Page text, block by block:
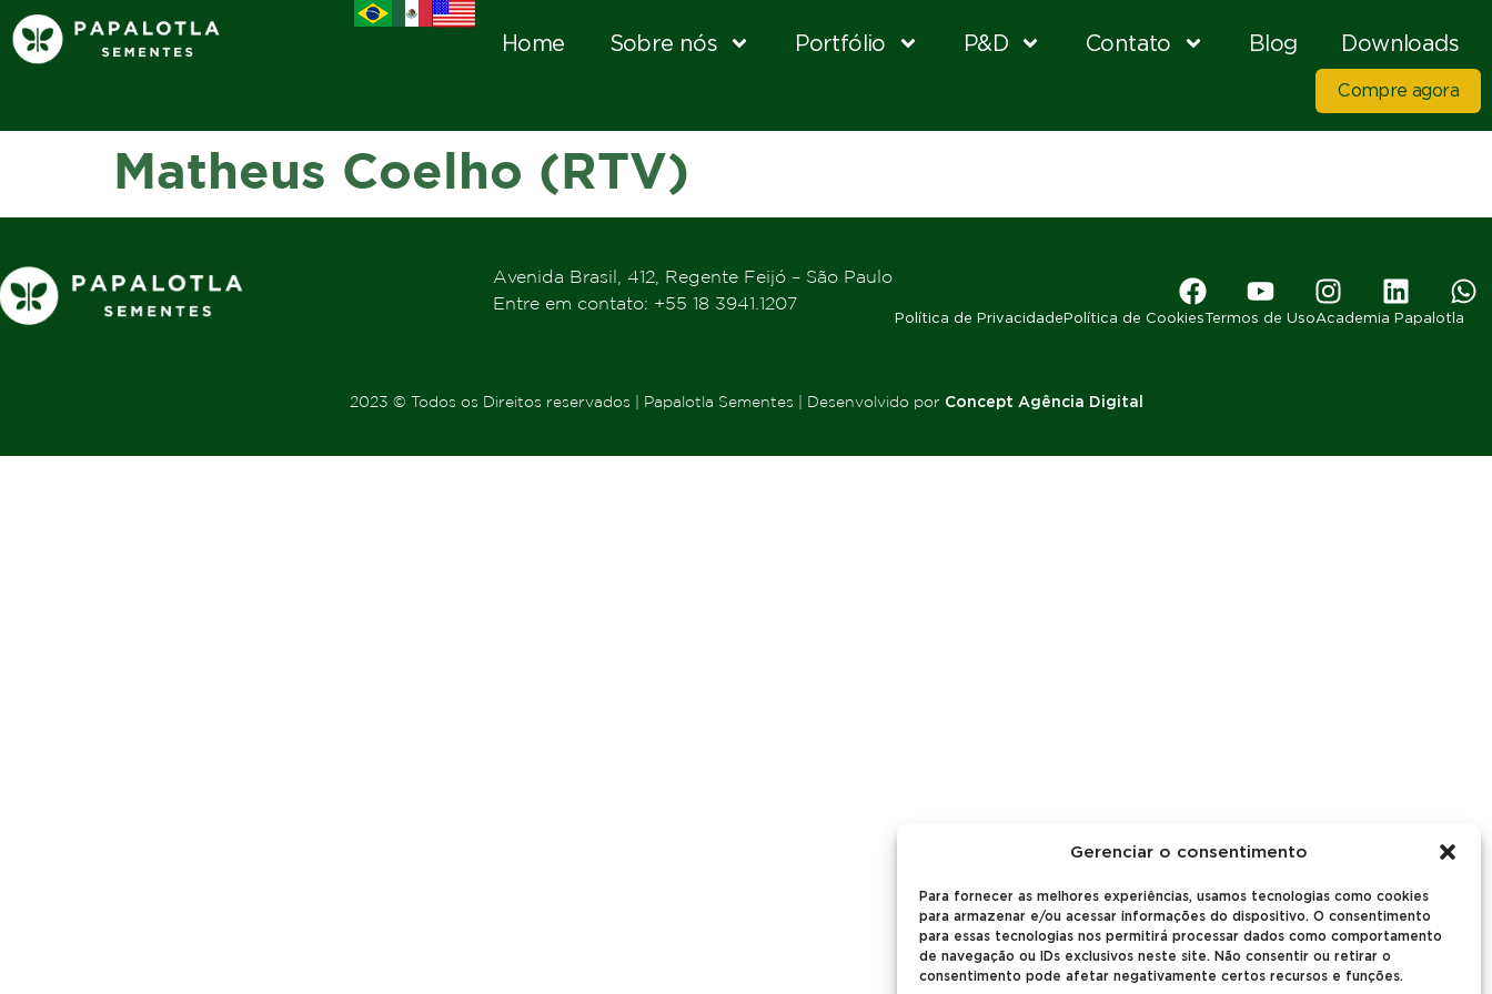
Gerenciar o consentimento
Para fornecer as melhores experiências, usamos tecnologias como cookies
para armazenar e/ou acessar informações do dispositivo. O consentimento
para essas tecnologias nos permitirá processar dados como comportamento
de navegação ou IDs exclusivos neste site. Não consentir ou retirar o
consentimento pode afetar negativamente certos recursos e funções.
Home Sobre nós Portfólio P&D Contato Blog Downloads
Compre agora
Matheus Coelho (RTV)
Avenida Brasil, 412, Regente Feijó – São Paulo
Entre em contato: +55 18 3941.1207
Política de PrivacidadePolítica de CookiesTermos de UsoAcademia Papalotla
2023 © Todos os Direitos reservados | Papalotla Sementes | Desenvolvido por Concept Agência Digital